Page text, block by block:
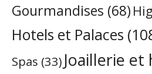
Gourmandises (68)
Hotels et Palaces
Spas (33) Joaillerie